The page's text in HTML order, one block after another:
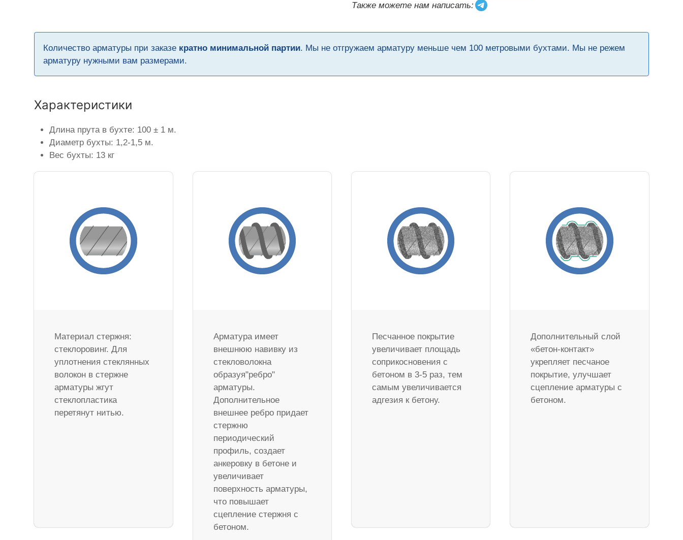
Также можете нам написать:
Количество арматуры при заказе кратно минимальной партии. Мы не отгружаем арматуру меньше чем 100 метровыми бухтами. Мы не режем
арматуру нужными вам размерами.
Характеристики
Длина прута в бухте: 100 ± 1 м.
Диаметр бухты: 1,2-1,5 м.
Вес бухты: 13 кг
Материал стержня:
стеклоровинг. Для
уплотнения стеклянных
волокон в стержне
арматуры жгут
стеклопластика
перетянут нитью.
Арматура имеет
внешнюю навивку из
стекловолокна
образуя"ребро"
арматуры.
Дополнительное
внешнее ребро придает
стержню
периодический
профиль, создает
анкеровку в бетоне и
увеличивает
поверхность арматуры,
что повышает
сцепление стержня с
бетоном.
Песчанное покрытие
увеличивает площадь
соприкосновения с
бетоном в 3-5 раз, тем
самым увеличивается
адгезия к бетону.
Дополнительный слой
«бетон-контакт»
укрепляет песчаное
покрытие, улучшает
сцепление арматуры с
бетоном.